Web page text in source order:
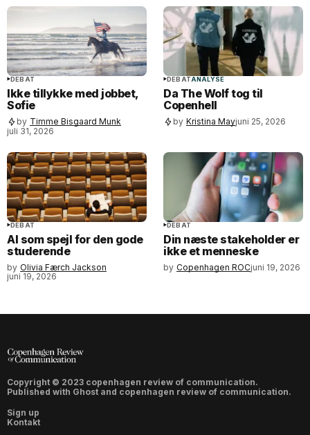
DEBAT
Ikke tillykke med jobbet,
Sofie
by Timme Bisgaard Munk
juli 31, 2026
DEBATANALYSE
Da The Wolf tog til
Copenhell
by Kristina Mayjuni 25, 2026
DEBAT
AI som spejl for den gode
studerende
by Olivia Færch Jackson
juni 19, 2026
DEBAT
Din næste stakeholder er
ikke et menneske
by Copenhagen ROCjuni 19, 2026
Copyright © 2023 copenhagen review of communication.
Published with Ghost and copenhagen review of communication.
Sign up
Kontakt